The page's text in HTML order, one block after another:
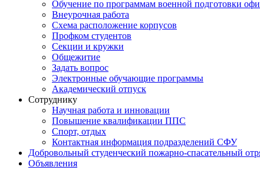
Обучение по программам военной подготовки
Внеурочная работа
Схема расположение корпусов
Профком студентов
Секции и кружки
Общежитие
Задать вопрос
Электронные обучающие программы
Академический отпуск
Сотруднику
Научная работа и инновации
Повышение квалификации ППС
Спорт, отдых
Контактная информация подразделений СФУ
Добровольный студенческий пожарно-спасательный
Объявления